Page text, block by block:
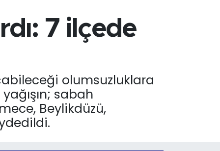
7 ilçede
olumsuzluklara
sabah
Beylikdüzü,